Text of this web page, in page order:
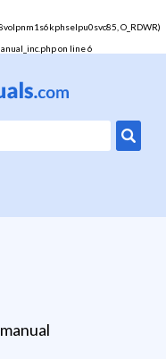
O_RDWR)
on line6